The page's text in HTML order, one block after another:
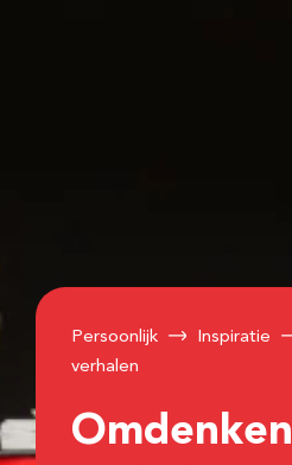
Persoonlijk Inspiratie
verhalen
Omdenken